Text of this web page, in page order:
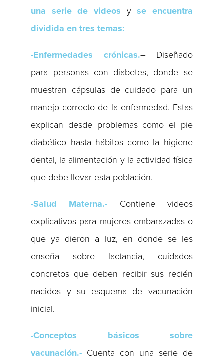
una serie de videos yse encuentra
dividida en tres temas:
-Enfermedades crónicas.– Diseñado
para personas con diabetes, donde se
muestran cápsulas de cuidado para un
manejo correcto de la enfermedad. Estas
explican desde problemas como el pie
diabético hasta hábitos como la higiene
dental, la alimentación y la actividad física
que debe llevar esta población.
-Salud Materna.- Contiene videos
explicativos para mujeres embarazadas o
que ya dieron a luz, en donde se les
enseña sobre lactancia, cuidados
concretos que deben recibir sus recién
nacidos y su esquema de vacunación
inicial.
-Conceptos básicos sobre
vacunación.- Cuenta con una serie de